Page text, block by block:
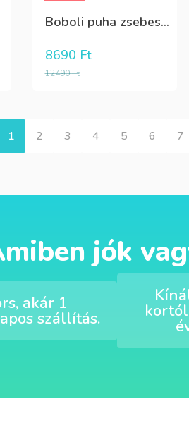
Boboli puha zsebes...
12490Ft
8690 Ft
1 2 3 4 5 6 7
jók
akár 1
szállítás.